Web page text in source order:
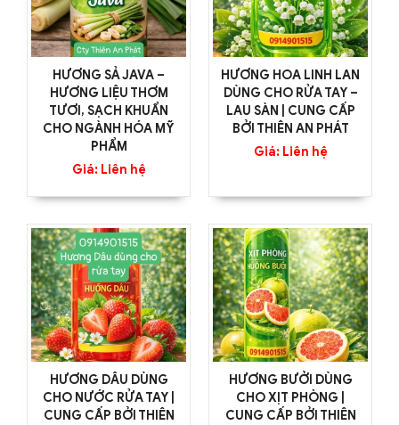
HƯƠNG SẢ JAVA –
HƯƠNG LIỆU THƠM
TƯƠI, SẠCH KHUẨN
CHO NGÀNH HÓA MỸ
PHẨM
Giá: Liên hệ
HƯƠNG HOA LINH LAN
DÙNG CHO RỬA TAY –
LAU SÀN | CUNG CẤP
BỞI THIÊN AN PHÁT
Giá: Liên hệ
HƯƠNG DÂU DÙNG
CHO NƯỚC RỬA TAY |
CUNG CẤP BỞI THIÊN
HƯƠNG BƯỞI DÙNG
CHO XỊT PHÒNG |
CUNG CẤP BỞI THIÊN